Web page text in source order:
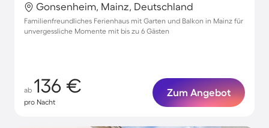
Gonsenheim, Mainz, Deutschland
Familienfreundliches Ferienhaus mit Garten und Balkon in Mainz für
unvergessliche Momente mit bis zu 6 Gästen
ab 136 €
pro Nacht
Zum Angebot